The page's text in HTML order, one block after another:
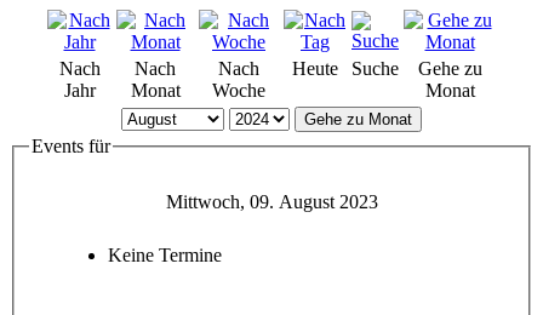
Nach
Jahr
Nach
Monat
Nach
Woche
Heute Suche
Gehe zu
Monat
Gehe zu Monat
Events für
Mittwoch, 09. August 2023
Keine Termine